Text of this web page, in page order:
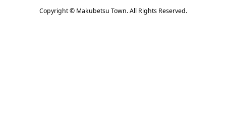
Copyright © Makubetsu Town. All Rights Reserved.